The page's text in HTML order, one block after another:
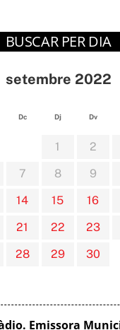
BUSCAR PER DIA
setembre 2022
Dc Dj Dv
1 2
7 8 9
14 15 16
21 22 23
28 29
30
Emissora